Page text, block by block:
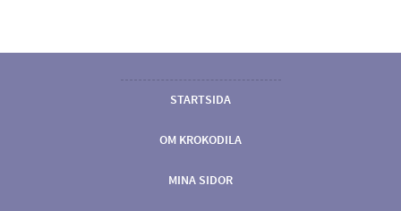
STARTSIDA
OM KROKODILA
MINA SIDOR